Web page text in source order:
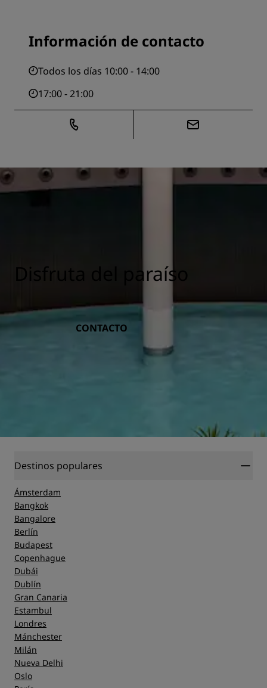
Información de contacto
Todos los días 10:00 - 14:00
17:00 - 21:00
Disfruta del paraíso
CONTACTO
Destinos populares
Ámsterdam
Bangkok
Bangalore
Berlín
Budapest
Copenhague
Dubái
Dublín
Gran Canaria
Estambul
Londres
Mánchester
Milán
Nueva Delhi
Oslo